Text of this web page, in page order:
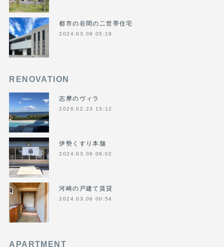
都市の谷間の二世帯住宅
2024.03.09 05:19
RENOVATION
志摩のヴィラ
2026.02.23 15:12
伊勢くすり本舗
2024.03.06 06:02
河崎の戸建て賃貸
2024.03.06 00:54
APARTMENT